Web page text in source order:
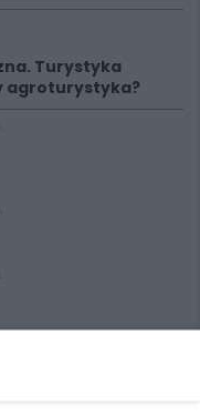
Turystyka
agroturystyka?